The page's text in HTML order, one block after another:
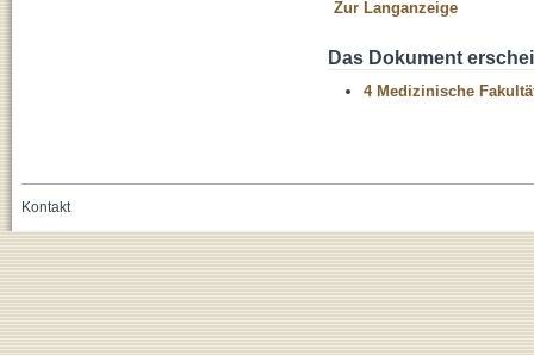
Zur Langanzeige
Das Dokument
4 Medizinische
Kontakt